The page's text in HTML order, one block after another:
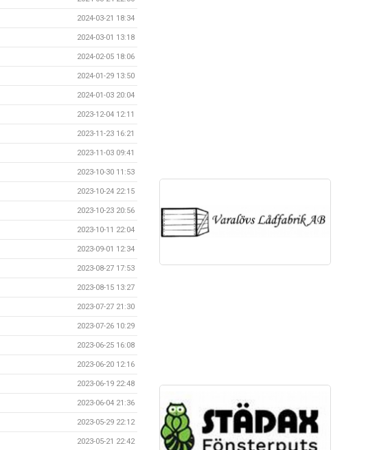
2024-03-21 18:34
2024-03-01 13:18
2024-02-05 18:06
2024-01-29 13:50
2024-01-03 20:04
2023-12-04 12:11
2023-11-23 16:21
2023-11-03 09:41
2023-10-30 11:53
2023-10-24 22:15
2023-10-23 20:56
2023-10-11 22:04
2023-09-01 12:34
2023-08-27 17:53
2023-08-15 13:27
2023-07-27 21:30
2023-07-26 10:29
2023-06-25 16:08
2023-06-20 12:16
2023-06-19 22:48
2023-06-04 21:36
2023-05-29 22:12
2023-05-21 22:42